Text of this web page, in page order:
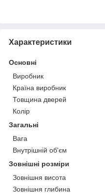
Характеристики
Основні
Виробник
Країна виробник
Товщина дверей
Колір
Загальні
Вага
Внутрішній об'єм
Зовнішні розміри
Зовнішня висота
Зовнішня глибина